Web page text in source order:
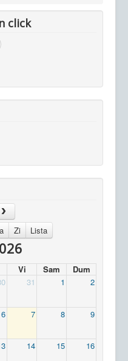
click
Zi Lista
Vi Sam
Dum
31 1 2
6 7 8 9
14 15 16